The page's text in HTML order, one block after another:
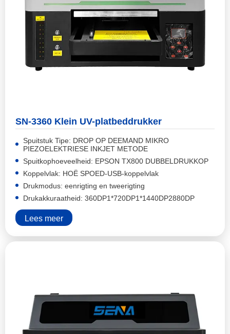
SN-3360 Klein UV-platbeddrukker
Spuitstuk Tipe: DROP OP DEEMAND MIKRO
PIEZOELEKTRIESE INKJET METODE
Spuitkophoeveelheid: EPSON TX800 DUBBELDRUKKOP
Koppelvlak: HOË SPOED-USB-koppelvlak
Drukmodus: eenrigting en tweerigting
Drukakkuraatheid: 360DP1*720DP1*1440DP2880DP
Lees meer